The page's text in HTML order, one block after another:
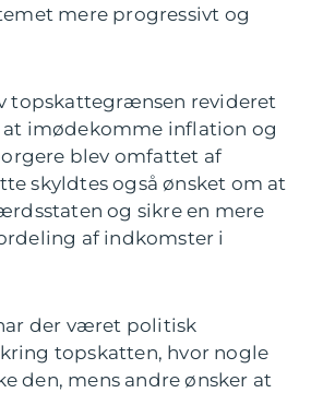
mere progressivt og
topskattegrænsen revideret
imødekomme inflation og
blev omfattet af
skyldtes også ønsket om at
og sikre en mere
af indkomster i
der været politisk
topskatten, hvor nogle
den, mens andre ønsker at